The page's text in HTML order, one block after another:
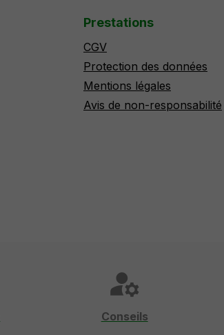
Prestations
CGV
Protection des données
Mentions légales
Avis de non-responsabilité
manage_accounts
Conseils